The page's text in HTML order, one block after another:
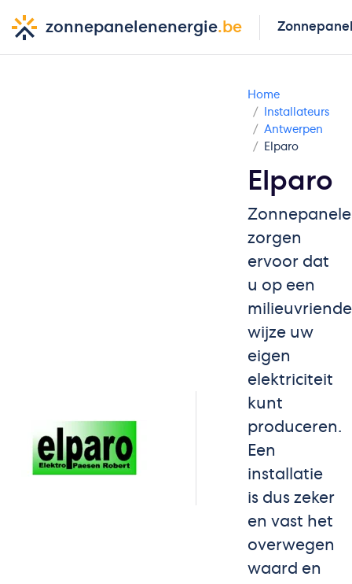
zonnepanelenenergie.be
Home
Installateurs
Antwerpen
Elparo
Elparo
zorgen
ervoor dat
u op een
wijze uw
eigen
elektriciteit
kunt
produceren.
Een
installatie
is dus zeker
en vast het
overwegen
waard en